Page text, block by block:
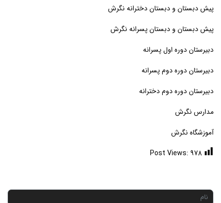
پیش دبستان و دبستان دخترانه نگرش
پیش دبستان و دبستان پسرانه نگرش
دبیرستان دوره اول پسرانه
دبیرستان دوره دوم پسرانه
دبیرستان دوره دوم دخترانه
مدارس نگرش
آموزشگاه نگرش
Post Views: 978